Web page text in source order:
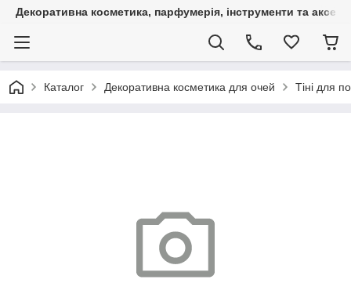
Декоративна косметика, парфумерія, інструменти та
Каталог Декоративна косметика для очей Тіні для